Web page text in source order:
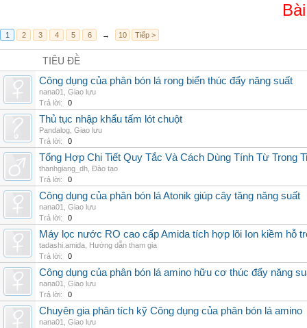
1 2 3 4 5 6 → 10 Tiếp >
TIÊU ĐỀ
Công dụng của phân bón lá rong biển thúc đẩy năng suất
nana01
Giao lưu
Trả lời:
0
Thủ tục nhập khẩu tấm lót chuột
Pandalog Giao lưu
Trả lời:
0
Tổng Hợp Chi Tiết Quy Tắc Và Cách Dùng Tính Từ Trong
thanhgiang_dh Đào tạo
Trả lời:
0
Công dụng của phân bón lá Atonik giúp cây tăng năng suất
nana01
Giao lưu
Trả lời:
0
Máy lọc nước RO cao cấp Amida tích hợp lõi Ion kiềm hỗ
tadashi.amida Hướng dẫn tham gia
Trả lời:
0
Công dụng của phân bón lá amino hữu cơ thúc đẩy năng
nana01
Giao lưu
Trả lời:
0
Chuyên gia phân tích kỹ Công dụng của phân bón lá amino
nana01
Giao lưu